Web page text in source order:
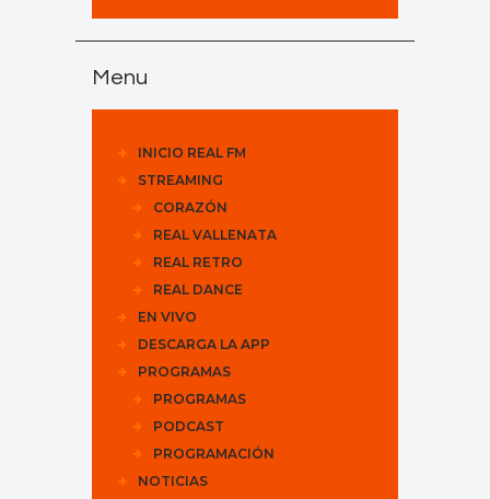
Menu
INICIO REAL FM
STREAMING
CORAZÓN
REAL VALLENATA
REAL RETRO
REAL DANCE
EN VIVO
DESCARGA LA APP
PROGRAMAS
PROGRAMAS
PODCAST
PROGRAMACIÓN
NOTICIAS